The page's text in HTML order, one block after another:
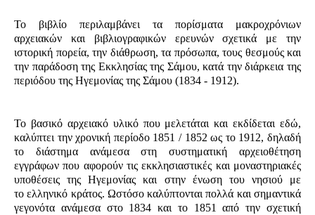
Το βιβλίο περιλαμβάνει τα πορίσματα μακροχρόνιων
αρχειακών και βιβλιογραφικών ερευνών σχετικά με την
ιστορική πορεία, την διάθρωση, τα πρόσωπα, τους θεσμούς και
την παράδοση της Εκκλησίας της Σάμου, κατά την διάρκεια της
περιόδου της Ηγεμονίας της Σάμου (1834 - 1912).
Το βασικό αρχειακό υλικό που μελετάται και εκδίδεται εδώ,
καλύπτει την χρονική περίοδο 1851 / 1852 ως το 1912, δηλαδή
το διάστημα ανάμεσα στη συστηματική αρχειοθέτηση
εγγράφων που αφορούν τις εκκλησιαστικές και μοναστηριακές
υποθέσεις της Ηγεμονίας και στην ένωση του νησιού με
το ελληνικό κράτος. Ωστόσο καλύπτονται πολλά και σημαντικά
γεγονότα ανάμεσα στο 1834 και το 1851 από την σχετική